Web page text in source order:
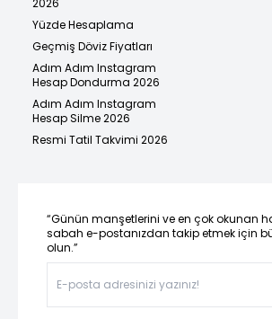
2026
Yüzde Hesaplama
Geçmiş Döviz Fiyatları
Adım Adım Instagram
Hesap Dondurma 2026
Adım Adım Instagram
Hesap Silme 2026
Resmi Tatil Takvimi 2026
“Günün manşetlerini ve en çok okunan
sabah e-postanızdan takip etmek için
olun.”